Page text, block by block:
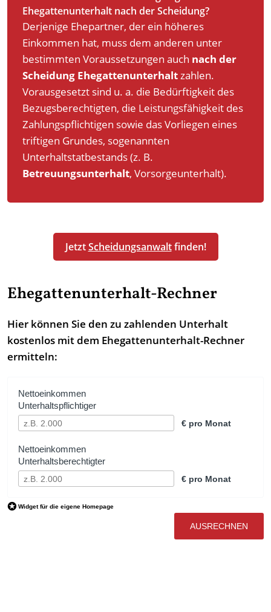
Ehegattenunterhalt nach der Scheidung?
Derjenige Ehepartner, der ein höheres
Einkommen hat, muss dem anderen unter
bestimmten Voraussetzungen auch nach der
Scheidung Ehegattenunterhaltzahlen.
Vorausgesetzt sind u. a. die Bedürftigkeit des
Bezugsberechtigten, die Leistungsfähigkeit des
Zahlungspflichtigen sowie das Vorliegen eines
triftigen Grundes, sogenannten
Unterhaltstatbestands (z. B.
Betreuungsunterhalt, Vorsorgeunterhalt).
JetztScheidungsanwaltfinden!
Ehegattenunterhalt-Rechner
Hier können Sie den zu zahlenden Unterhalt
kostenlos mit dem Ehegattenunterhalt-Rechner
ermitteln: